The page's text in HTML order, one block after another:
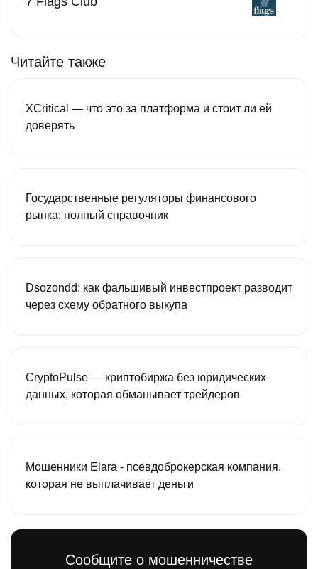
Читайте также
XCritical — что это за платформа и стоит ли ей
доверять
Государственные регуляторы финансового
рынка: полный справочник
Dsozondd: как фальшивый инвестпроект разводит
через схему обратного выкупа
CryptoPulse — криптобиржа без юридических
данных, которая обманывает трейдеров
Мошенники Elara - псевдоброкерская компания,
которая не выплачивает деньги
Сообщите о мошенничестве